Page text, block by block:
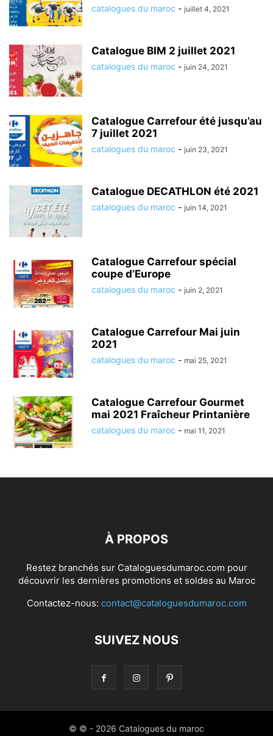
catalogues du maroc - juillet 4, 2021
Catalogue BIM 2 juillet 2021
catalogues du maroc - juin 24, 2021
Catalogue Carrefour été jusqu’au
7 juillet 2021
catalogues du maroc - juin 23, 2021
Catalogue DECATHLON été 2021
catalogues du maroc - juin 14, 2021
Catalogue Carrefour spécial
coupe d’Europe
catalogues du maroc - juin 2, 2021
Catalogue Carrefour Mai juin
2021
catalogues du maroc - mai 25, 2021
Catalogue Carrefour Gourmet
mai 2021 Fraîcheur Printanière
catalogues du maroc - mai 11, 2021
À PROPOS
Restez branchés sur Cataloguesdumaroc.com pour
découvrir les dernières promotions et soldes au Maroc
Contactez-nous: contact@cataloguesdumaroc.com
SUIVEZ NOUS
© © - 2026 Catalogues du maroc